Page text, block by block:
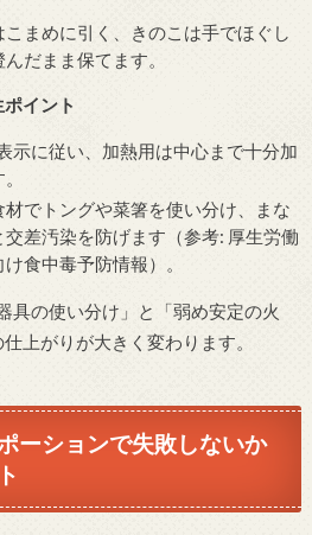
まめに引く、きのこは手でほぐし
だまま保てます。
イント
示に従い、加熱用は中心まで十分加
でトングや菜箸を使い分け、まな
差汚染を防げます（参考: 厚生労働
食中毒予防情報）。
具の使い分け」と「弱め安定の火
上がりが大きく変わります。
ーションで失敗しないか